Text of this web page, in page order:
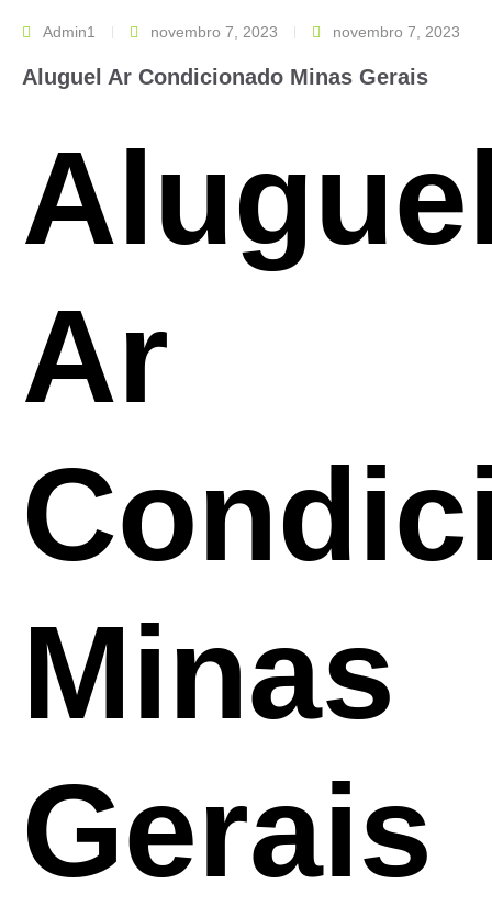
Admin1 novembro 7, 2023 novembro 7, 2023
Aluguel Ar Condicionado Minas Gerais
Ar
Minas
Gerais